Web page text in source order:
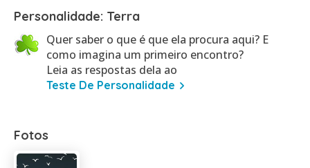
Personalidade: Terra
Quer saber o que é que ela procura aqui? E
como imagina um primeiro encontro?
Leia as respostas dela ao
Teste De Personalidade
Fotos